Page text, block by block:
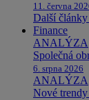
11. června
Další
Finance
ANALÝZA
Společná
6. srpna 2026
ANALÝZA
Nové trendy